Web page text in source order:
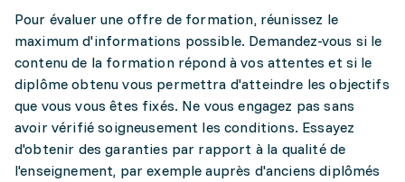
Pour évaluer une offre de formation, réunissez le
maximum d'informations possible. Demandez-vous si le
contenu de la formation répond à vos attentes et si le
diplôme obtenu vous permettra d'atteindre les objectifs
que vous vous êtes fixés. Ne vous engagez pas sans
avoir vérifié soigneusement les conditions. Essayez
d'obtenir des garanties par rapport à la qualité de
l'enseignement, par exemple auprès d'anciens diplômés